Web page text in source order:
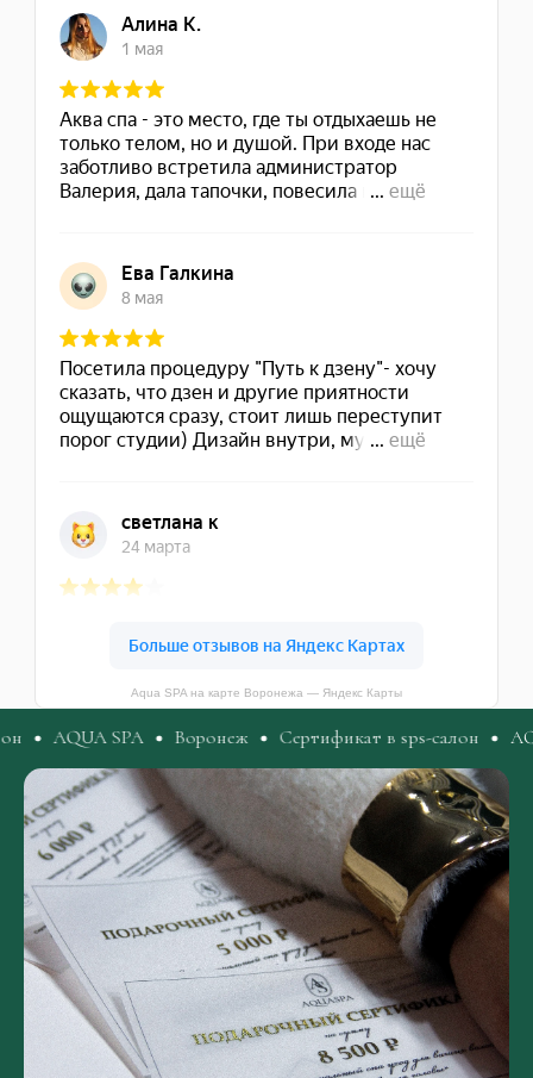
Aqua SPA на карте Воронежа — Яндекс Карты
SPA Воронеж Сертификат в sps-салон AQUA SPA